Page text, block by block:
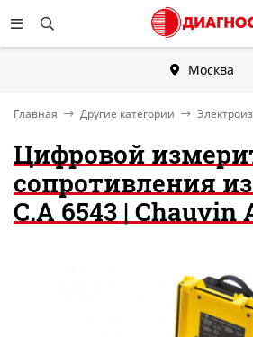
Москва
Главная Другие категории
Цифровой
сопротивления
C.A 6543 | Chauvin